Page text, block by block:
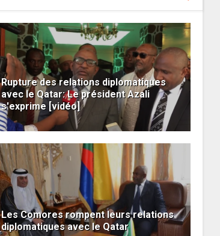
Rupture des relations diplomatiques
avec le Qatar: Le président Azali
s'exprime [vidéo]
Les Comores rompent leurs relations
diplomatiques avec le Qatar